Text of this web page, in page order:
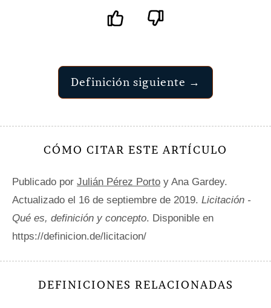
Definición siguiente →
CÓMO CITAR ESTE ARTÍCULO
Publicado por Julián Pérez Porto y Ana Gardey.
Actualizado el 16 de septiembre de 2019. Licitación -
Qué es, definición y concepto. Disponible en
https://definicion.de/licitacion/
DEFINICIONES RELACIONADAS